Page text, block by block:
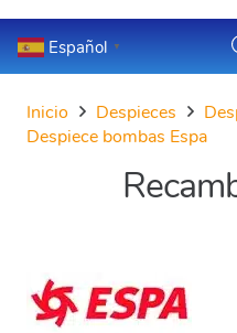
Español ▼
Inicio Despieces
Despiece bombas Espa